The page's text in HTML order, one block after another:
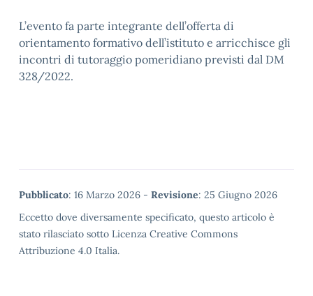
L’evento fa parte integrante dell’offerta di
orientamento formativo dell’istituto e arricchisce gli
incontri di tutoraggio pomeridiano previsti dal DM
328/2022.
Metadata
Pubblicato: 16 Marzo 2026 - Revisione: 25 Giugno 2026
Eccetto dove diversamente specificato, questo articolo è
stato rilasciato sotto Licenza Creative Commons
Attribuzione 4.0 Italia.